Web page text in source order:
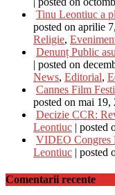
Tinu Leontiuc a
posted on aprilie
Religie,
Denunț Public
| posted on
News, Editorial,
Cannes Film
posted on mai 19,
Decizie CCR:
Leontiuc | posted
VIDEO Congres
Leontiuc | posted
Comentarii recente